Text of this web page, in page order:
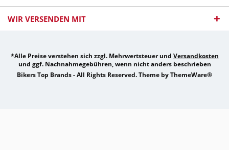
WIR VERSENDEN MIT
*Alle Preise verstehen sich zzgl. Mehrwertsteuer und Versandkosten
und ggf. Nachnahmegebühren, wenn nicht anders beschrieben
Bikers Top Brands - All Rights Reserved. Theme byThemeWare®